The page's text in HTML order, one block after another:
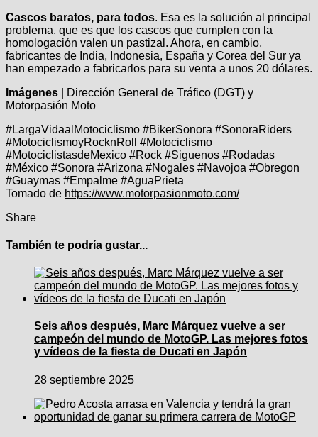
Cascos baratos, para todos. Esa es la solución al principal
problema, que es que los cascos que cumplen con la
homologación valen un pastizal. Ahora, en cambio,
fabricantes de India, Indonesia, España y Corea del Sur ya
han empezado a fabricarlos para su venta a unos 20 dólares.
Imágenes
| Dirección General de Tráfico (DGT) y
Motorpasión Moto
#LargaVidaalMotociclismo #BikerSonora #SonoraRiders
#MotociclismoyRocknRoll #Motociclismo
#MotociclistasdeMexico #Rock #Siguenos #Rodadas
#México #Sonora #Arizona #Nogales #Navojoa #Obregon
#Guaymas #Empalme #AguaPrieta
Tomado de https://www.motorpasionmoto.com/
Share
También te podría gustar...
Seis años después, Marc Márquez vuelve a ser
campeón del mundo de MotoGP. Las mejores fotos
y vídeos de la fiesta de Ducati en Japón
28 septiembre 2025